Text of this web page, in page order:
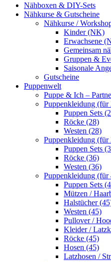
Nähboxen & DIY-Sets
Nähkurse & Gutscheine
Nähkurse /
Kinder (NK)
Erwachsene
Gemeinsam
Gruppen &
Saisonale
Gutscheine
Puppenwelt
Puppe & Ich –
Puppenkleidung (für
Puppen Sets
Röcke (28)
Westen (28)
Puppenkleidung (für
Puppen Sets
Röcke (36)
Westen (36)
Puppenkleidung (für
Puppen Sets
Mützen /
Halstücher
Westen (45)
Pullover /
Kleider /
Röcke (45)
Hosen (45)
Latzhosen /